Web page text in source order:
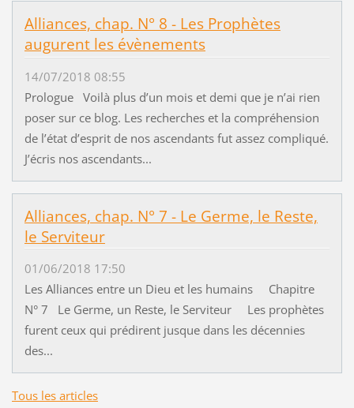
Alliances, chap. N° 8 - Les Prophètes
augurent les évènements
14/07/2018 08:55
Prologue Voilà plus d’un mois et demi que je n’ai rien
poser sur ce blog. Les recherches et la compréhension
de l’état d’esprit de nos ascendants fut assez compliqué.
J’écris nos ascendants...
Alliances, chap. N° 7 - Le Germe, le Reste,
le Serviteur
01/06/2018 17:50
Les Alliances entre un Dieu et les humains Chapitre
N° 7 Le Germe, un Reste, le Serviteur Les prophètes
furent ceux qui prédirent jusque dans les décennies
des...
Tous les articles